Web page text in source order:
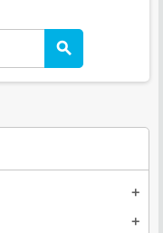
add
add
search